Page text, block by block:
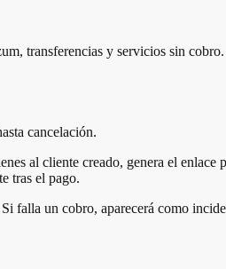
transferencias y servicios sin cobro.
cancelación.
al cliente creado, genera el enlace
tras el pago.
falla un cobro, aparecerá como